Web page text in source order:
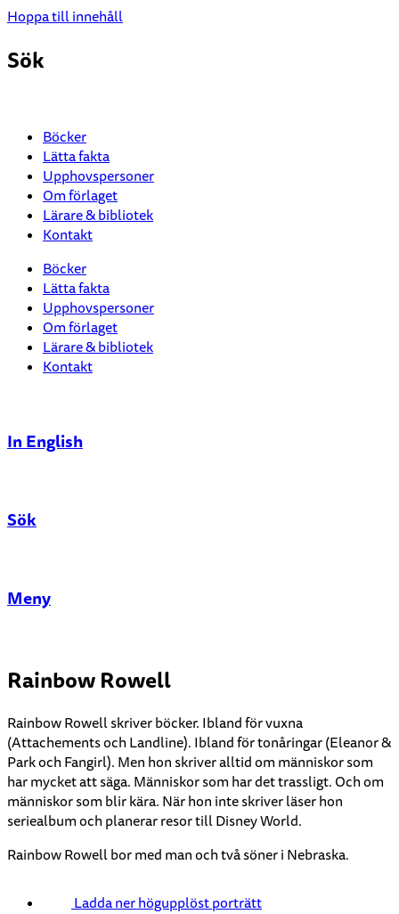
Hoppa till innehåll
Sök
Böcker
Lätta fakta
Upphovspersoner
Om förlaget
Lärare & bibliotek
Kontakt
Böcker
Lätta fakta
Upphovspersoner
Om förlaget
Lärare & bibliotek
Kontakt
In English
Sök
Stäng
Meny
Rainbow Rowell
Rainbow Rowell skriver böcker. Ibland för vuxna
(Attachements och Landline). Ibland för tonåringar (Eleanor &
Park och Fangirl). Men hon skriver alltid om människor som
har mycket att säga. Människor som har det trassligt. Och om
människor som blir kära. När hon inte skriver läser hon
seriealbum och planerar resor till Disney World.
Rainbow Rowell bor med man och två söner i Nebraska.
Ladda ner högupplöst porträtt